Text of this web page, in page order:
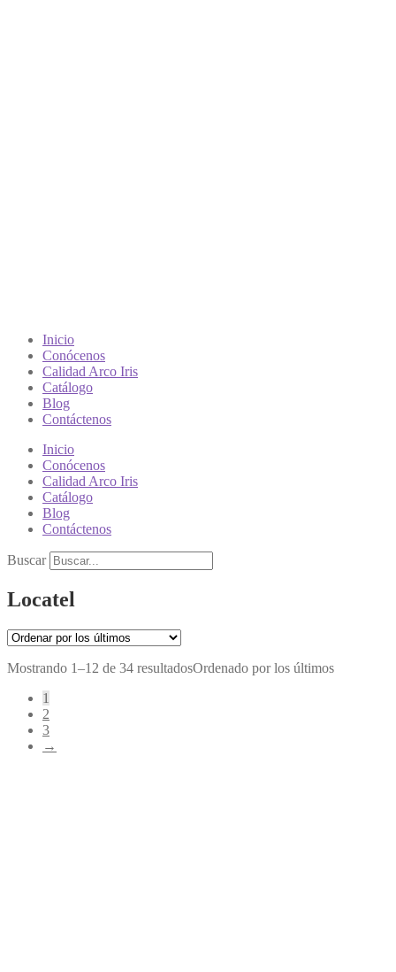
Inicio
Conócenos
Calidad Arco Iris
Catálogo
Blog
Contáctenos
Inicio
Conócenos
Calidad Arco Iris
Catálogo
Blog
Contáctenos
Buscar
Locatel
Mostrando 1–12 de 34 resultadosOrdenado por los últimos
1
2
3
→